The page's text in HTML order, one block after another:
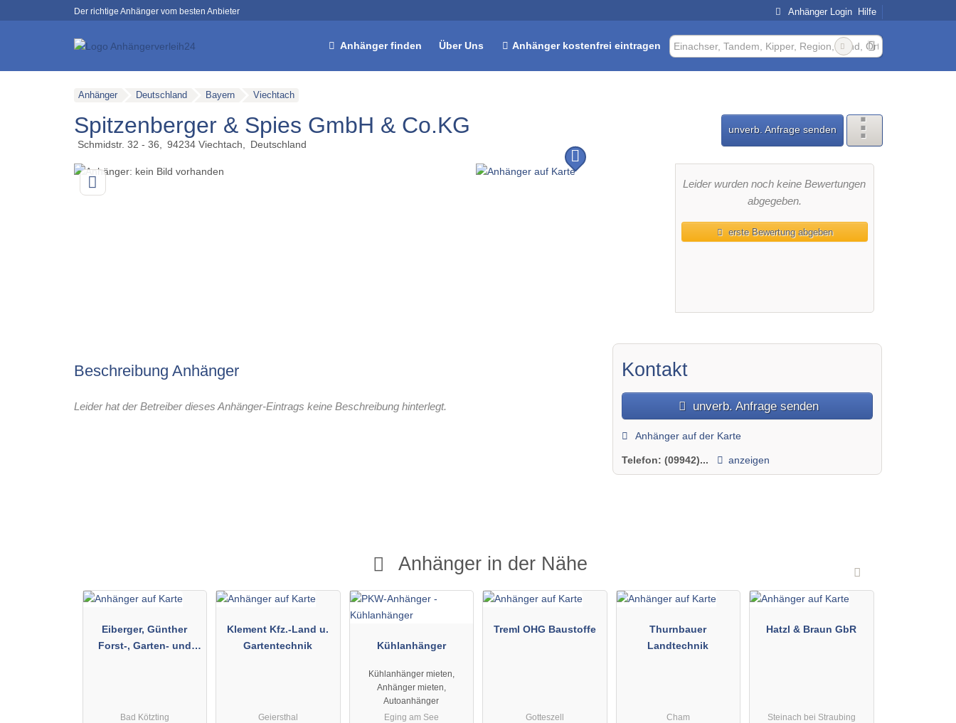
Der richtige Anhänger vom besten Anbieter Anhänger Login Hilfe
Anhänger finden Über Uns Anhänger kostenfrei eintragen
Anhänger Deutschland Bayern Viechtach
Spitzenberger & Spies GmbH & Co.KG
Schmidstr. 32 - 36 94234 Viechtach Deutschland
unverb. Anfrage senden
Leider wurden noch keine Bewertungen
abgegeben.
erste Bewertung abgeben
Beschreibung Anhänger
Leider hat der Betreiber dieses Anhänger-Eintrags keine Beschreibung hinterlegt.
Kontakt
unverb. Anfrage senden
Anhänger auf der Karte
Telefon:(09942)... anzeigen
Anhänger in der Nähe
Eiberger, Günther
Forst-, Garten- und
Bad Kötzting
Klement Kfz.-Land u.
Gartentechnik
Geiersthal
Kühlanhänger
Kühlanhänger mieten,
Anhänger mieten,
Autoanhänger
Eging am See
Treml OHG Baustoffe
Gotteszell
Thurnbauer
Landtechnik
Cham
Hatzl & Braun GbR
Steinach bei Straubing